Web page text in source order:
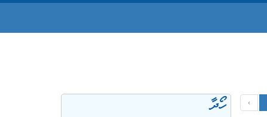
ހޯދާ ‹